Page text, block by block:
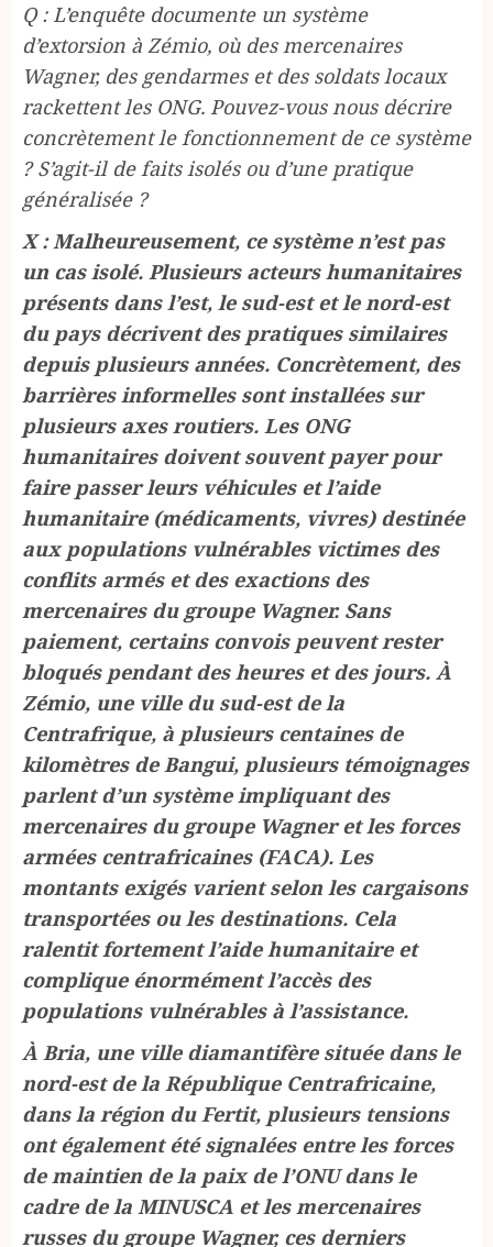
Q : L’enquête documente un système
d’extorsion à Zémio, où des mercenaires
Wagner, des gendarmes et des soldats locaux
rackettent les ONG. Pouvez-vous nous décrire
concrètement le fonctionnement de ce système
? S’agit-il de faits isolés ou d’une pratique
généralisée ?
X : Malheureusement, ce système n’est pas
un cas isolé. Plusieurs acteurs humanitaires
présents dans l’est, le sud-est et le nord-est
du pays décrivent des pratiques similaires
depuis plusieurs années. Concrètement, des
barrières informelles sont installées sur
plusieurs axes routiers. Les ONG
humanitaires doivent souvent payer pour
faire passer leurs véhicules et l’aide
humanitaire (médicaments, vivres) destinée
aux populations vulnérables victimes des
conflits armés et des exactions des
mercenaires du groupe Wagner. Sans
paiement, certains convois peuvent rester
bloqués pendant des heures et des jours. À
Zémio, une ville du sud-est de la
Centrafrique, à plusieurs centaines de
kilomètres de Bangui, plusieurs témoignages
parlent d’un système impliquant des
mercenaires du groupe Wagner et les forces
armées centrafricaines (FACA). Les
montants exigés varient selon les cargaisons
transportées ou les destinations. Cela
ralentit fortement l’aide humanitaire et
complique énormément l’accès des
populations vulnérables à l’assistance.
À Bria, une ville diamantifère située dans le
nord-est de la République Centrafricaine,
dans la région du Fertit, plusieurs tensions
ont également été signalées entre les forces
de maintien de la paix de l’ONU dans le
cadre de la MINUSCA et les mercenaires
russes du groupe Wagner, ces derniers